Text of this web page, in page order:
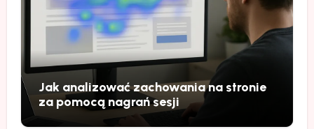
Jak analizować zachowania na stronie
za pomocą nagrań sesji